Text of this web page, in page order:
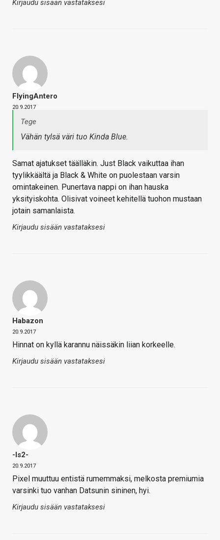
Kirjaudu sisään vastataksesi
FlyingAntero
20.9.2017
Tege
Vähän tylsä väri tuo Kinda Blue.
Samat ajatukset täälläkin. Just Black vaikuttaa ihan
tyylikkäältä ja Black & White on puolestaan varsin
omintakeinen. Punertava nappi on ihan hauska
yksityiskohta. Olisivat voineet kehitellä tuohon mustaan
jotain samanlaista.
Kirjaudu sisään vastataksesi
Habazon
20.9.2017
Hinnat on kyllä karannu näissäkin liian korkeelle.
Kirjaudu sisään vastataksesi
-is2-
20.9.2017
Pixel muuttuu entistä rumemmaksi, melkosta premiumia
varsinki tuo vanhan Datsunin sininen, hyi.
Kirjaudu sisään vastataksesi